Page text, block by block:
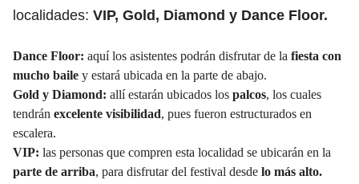
localidades: VIP, Gold, Diamond y Dance Floor.
Dance Floor: aquí los asistentes podrán disfrutar de la fiesta con
mucho baile y estará ubicada en la parte de abajo.
Gold y Diamond: allí estarán ubicados los palcos, los cuales
tendrán excelente visibilidad, pues fueron estructurados en
escalera.
VIP: las personas que compren esta localidad se ubicarán en la
parte de arriba, para disfrutar del festival desde lo más alto.